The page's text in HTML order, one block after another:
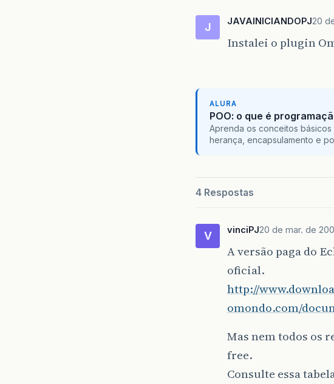
J JAVAINICIANDOPJ20
Instalei o plugin
ALURA
POO: o que é
Aprenda os conceitos
herança, encapsulamento e
4 Respostas
V vinciPJ20 de mar. de
A versão paga do
oficial.
http://
omondo.com/
Mas nem todos os
free.
Consulte essa